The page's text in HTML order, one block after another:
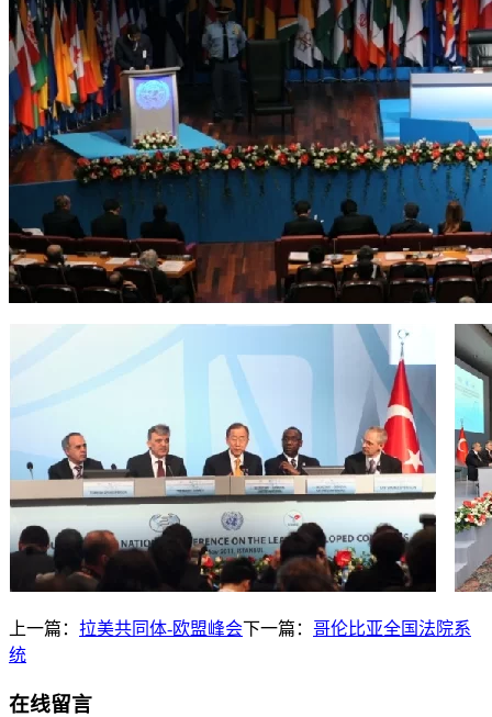
上一篇： 拉美共同体-欧盟峰会下一篇： 哥伦比亚全国法院系
统
在线留言